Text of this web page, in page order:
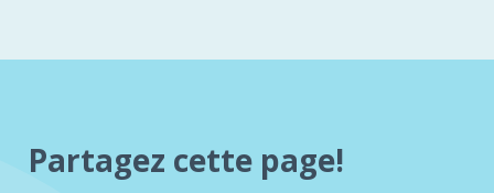
Partagez cette page!